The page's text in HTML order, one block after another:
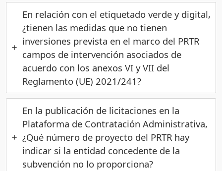
En relación con el etiquetado verde y digital,
¿tienen las medidas que no tienen
inversiones prevista en el marco del PRTR
campos de intervención asociados de
acuerdo con los anexos VI y VII del
Reglamento (UE) 2021/241?
En la publicación de licitaciones en la
Plataforma de Contratación Administrativa,
¿Qué número de proyecto del PRTR hay
indicar si la entidad concedente de la
subvención no lo proporciona?